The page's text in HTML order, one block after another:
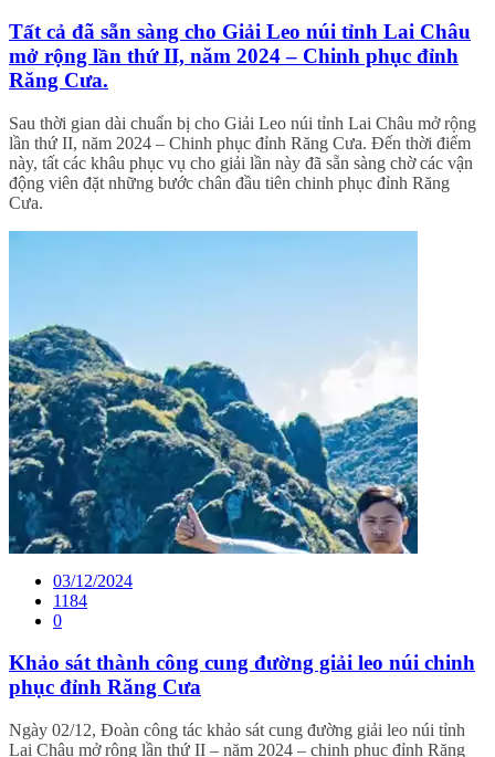
Tất cả đã sẵn sàng cho Giải Leo núi tỉnh Lai Châu
mở rộng lần thứ II, năm 2024 – Chinh phục đỉnh
Răng Cưa.
Sau thời gian dài chuẩn bị cho Giải Leo núi tỉnh Lai Châu mở rộng
lần thứ II, năm 2024 – Chinh phục đỉnh Răng Cưa. Đến thời điểm
này, tất các khâu phục vụ cho giải lần này đã sẵn sàng chờ các vận
động viên đặt những bước chân đầu tiên chinh phục đỉnh Răng
Cưa.
03/12/2024
1184
0
Khảo sát thành công cung đường giải leo núi chinh
phục đỉnh Răng Cưa
Ngày 02/12, Đoàn công tác khảo sát cung đường giải leo núi tỉnh
Lai Châu mở rộng lần thứ II – năm 2024 – chinh phục đỉnh Răng